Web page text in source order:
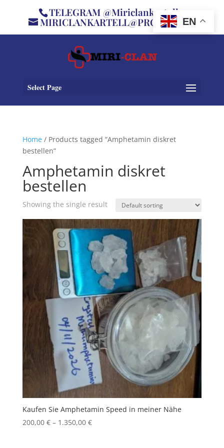
TELEGRAM @Miriclankartell
MIRICLANKARTELL@PROTON.ME
Select Page
Home/ Products tagged “Amphetamin diskret
bestellen”
Amphetamin diskret
bestellen
Showing the single result
Kaufen Sie Amphetamin Speed ​​in meiner Nähe
200,00 € – 1.350,00 €Price
EN